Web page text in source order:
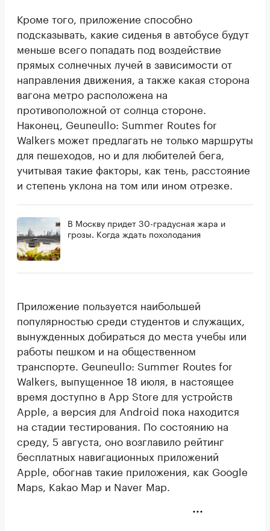
Кроме того, приложение способно
подсказывать, какие сиденья в автобусе будут
меньше всего попадать под воздействие
прямых солнечных лучей в зависимости от
направления движения, а также какая сторона
вагона метро расположена на
противоположной от солнца стороне.
Наконец, Geuneullo: Summer Routes for
Walkers может предлагать не только маршруты
для пешеходов, но и для любителей бега,
учитывая такие факторы, как тень, расстояние
и степень уклона на том или ином отрезке.
В Москву придет 30-градусная жара и
грозы. Когда ждать похолодания
Приложение пользуется наибольшей
популярностью среди студентов и служащих,
вынужденных добираться до места учебы или
работы пешком и на общественном
транспорте. Geuneullo: Summer Routes for
Walkers, выпущенное 18 июля, в настоящее
время доступно в App Store для устройств
Apple, а версия для Android пока находится
на стадии тестирования. По состоянию на
среду, 5 августа, оно возглавило рейтинг
бесплатных навигационных приложений
Apple, обогнав такие приложения, как Google
Maps, Kakao Map и Naver Map.